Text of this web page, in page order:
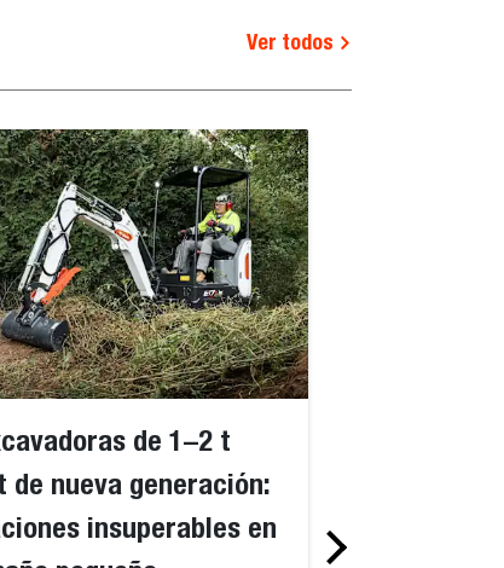
Ver todos
de 1–2 t
de nueva generación:
insuperables en